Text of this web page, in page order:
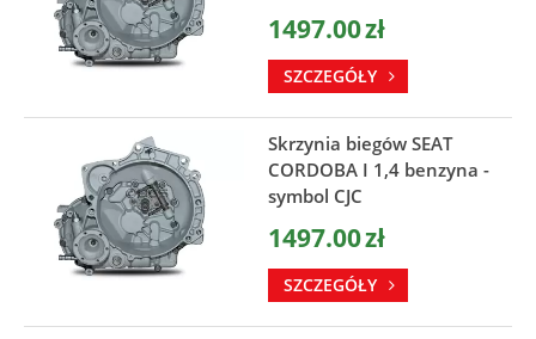
1497.00zł
SZCZEGÓŁY
Skrzynia biegów SEAT
CORDOBA I 1,4 benzyna -
symbol CJC
1497.00zł
SZCZEGÓŁY